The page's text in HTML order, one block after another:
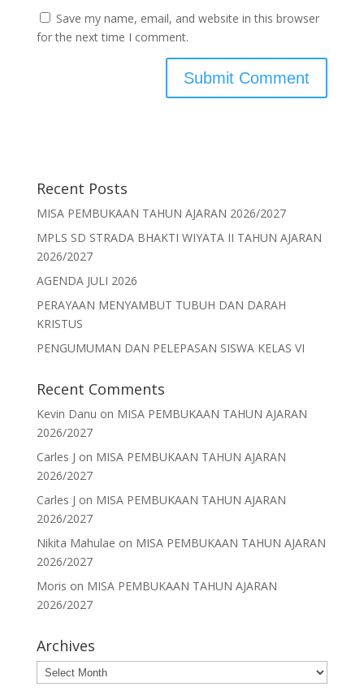
Save my name, email, and website in this browser
for the next time I comment.
Recent Posts
MISA PEMBUKAAN TAHUN AJARAN 2026/2027
MPLS SD STRADA BHAKTI WIYATA II TAHUN AJARAN
2026/2027
AGENDA JULI 2026
PERAYAAN MENYAMBUT TUBUH DAN DARAH
KRISTUS
PENGUMUMAN DAN PELEPASAN SISWA KELAS VI
Recent Comments
Kevin Danu on MISA PEMBUKAAN TAHUN AJARAN
2026/2027
Carles J on MISA PEMBUKAAN TAHUN AJARAN
2026/2027
Carles J on MISA PEMBUKAAN TAHUN AJARAN
2026/2027
Nikita Mahulae on MISA PEMBUKAAN TAHUN AJARAN
2026/2027
Moris on MISA PEMBUKAAN TAHUN AJARAN
2026/2027
Archives
Archives